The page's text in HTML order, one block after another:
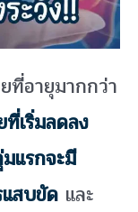
ที่อายุมากกว่า
เริ่มลดลง
แรกจะมี
สบขัด และ